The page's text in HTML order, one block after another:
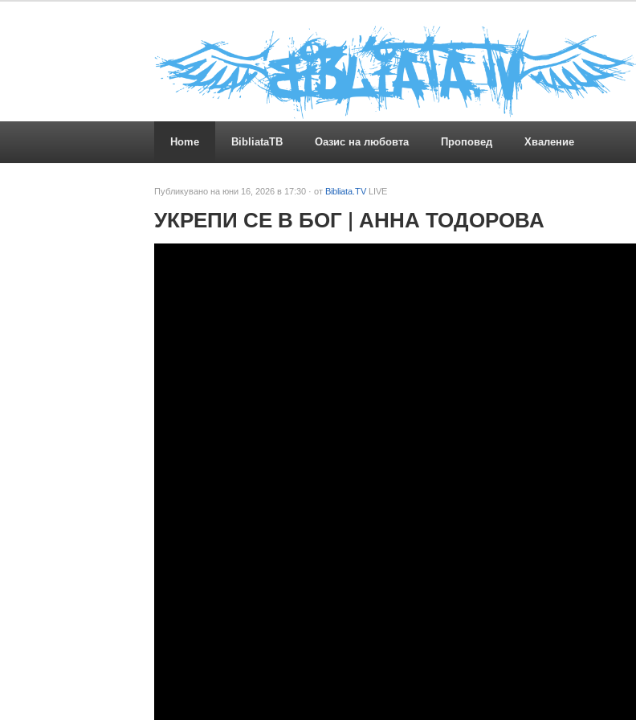
Home BibliataTB Оазис на любовта Проповед Хваление
Публикувано на юни 16, 2026 в 17:30 · от Bibliata.TV LIVE
УКРЕПИ СЕ В БОГ | АННА ТОДОРОВА